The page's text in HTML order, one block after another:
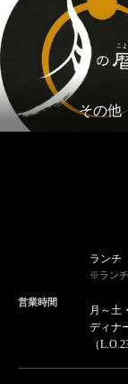
その他
営業時間
ランチ
※ランチ
月～土
ディナ
（